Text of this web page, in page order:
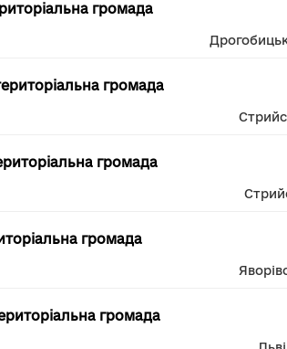
громада
громада
громада
громада
громада